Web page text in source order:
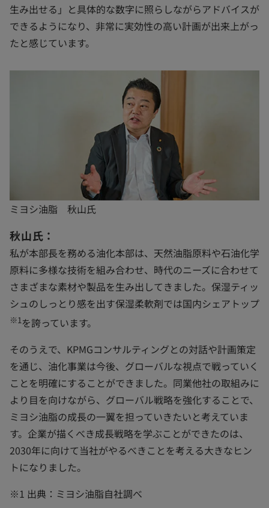
生み出せる」と具体的な数字に照らしながらアドバイスが
できるようになり、非常に実効性の高い計画が出来上がっ
たと感じています。
ミヨシ油脂 秋山氏
秋山氏：
私が本部長を務める油化本部は、天然油脂原料や石油化学
原料に多様な技術を組み合わせ、時代のニーズに合わせて
さまざまな素材や製品を生み出してきました。保湿ティッ
シュのしっとり感を出す保湿柔軟剤では国内シェアトップ
※1 を誇っています。
そのうえで、KPMGコンサルティングとの対話や計画策定
を通じ、油化事業は今後、グローバルな視点で戦っていく
ことを明確にすることができました。同業他社の取組みに
より目を向けながら、グローバル戦略を強化することで、
ミヨシ油脂の成長の一翼を担っていきたいと考えていま
す。企業が描くべき成長戦略を学ぶことができたのは、
2030年に向けて当社がやるべきことを考える大きなヒン
トになりました。
※1 出典：ミヨシ油脂自社調べ